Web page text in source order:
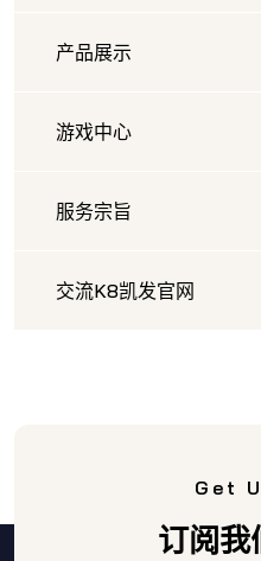
产品展示
游戏中心
服务宗旨
交流K8凯发官网
Get
订阅我